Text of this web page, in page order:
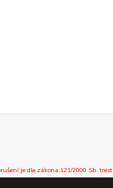
je dle zákona 121/2000 Sb.